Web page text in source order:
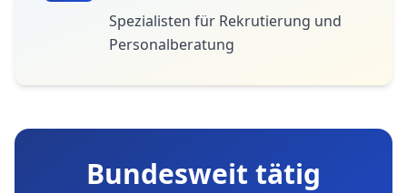
Spezialisten für Rekrutierung und
Personalberatung
Bundesweit tätig